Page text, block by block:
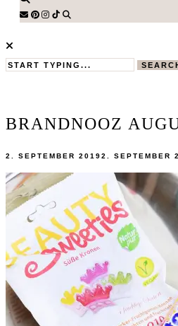
BRANDNOOZ
2. SEPTEMBER 20192. SEPTEMBER